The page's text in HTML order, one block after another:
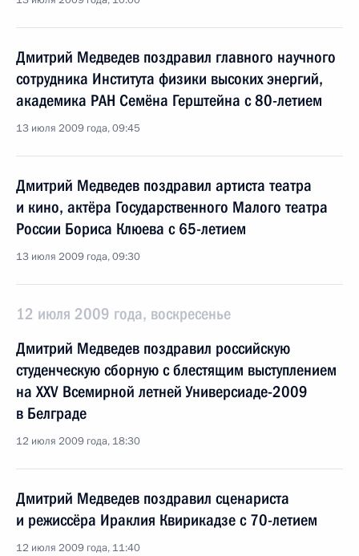
Дмитрий Медведев поздравил главного научного
сотрудника Института физики высоких энергий,
академика РАН Семёна Герштейна с 80-летием
13 июля 2009 года, 09:45
Дмитрий Медведев поздравил артиста театра
и кино, актёра Государственного Малого театра
России Бориса Клюева с 65-летием
13 июля 2009 года, 09:30
12 июля 2009 года, воскресенье
Дмитрий Медведев поздравил российскую
студенческую сборную с блестящим выступлением
на XXV Всемирной летней Универсиаде-2009
в Белграде
12 июля 2009 года, 18:30
Дмитрий Медведев поздравил сценариста
и режиссёра Ираклия Квирикадзе с 70-летием
12 июля 2009 года, 11:40